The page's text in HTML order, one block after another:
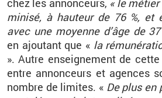
chez les an­non­ceurs, « le
mi­nisé, à hau­teur de 76 %, et
avec une moyenne d’âge de
en ajou­tant que « la
». Autre en­sei­gne­ment de
entre an­non­ceurs et agences
nombre de li­mites. « De plus en